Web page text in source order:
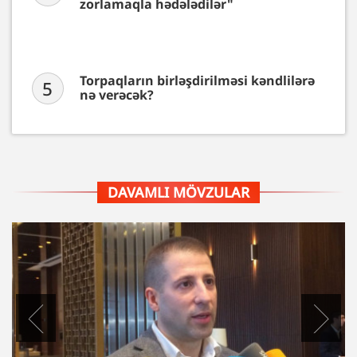
zorlamaqla hədələdilər"
5
Torpaqların birləşdirilməsi kəndlilərə
nə verəcək?
DAVAMLI MÖVZULAR